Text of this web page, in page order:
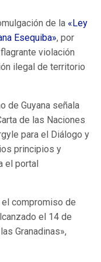
de la «Ley
Esequiba», por
violación
ilegal de territorio
de Guyana señala
de las Naciones
para el Diálogo y
principios y
el portal
compromiso de
el 14 de
Granadinas»,